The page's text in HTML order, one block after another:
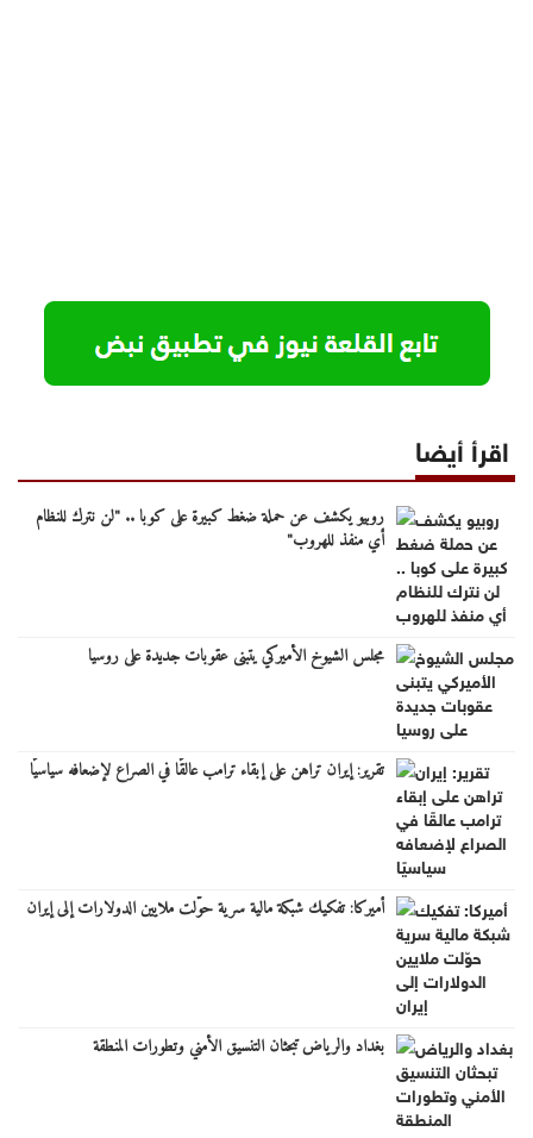
اقرأ أيضا
روبيو يكشف عن حملة ضغط كبيرة على كوبا .. "لن نترك للنظام
أي منفذ للهروب"
مجلس الشيوخ الأميركي يتبنى عقوبات جديدة على روسيا
تقرير: إيران تراهن على إبقاء ترامب عالقًا في الصراع لإضعافه سياسيًا
أميركا: تفكيك شبكة مالية سرية حوّلت ملايين الدولارات إلى إيران
بغداد والرياض تبحثان التنسيق الأمني وتطورات المنطقة